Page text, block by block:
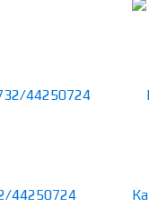
44250724